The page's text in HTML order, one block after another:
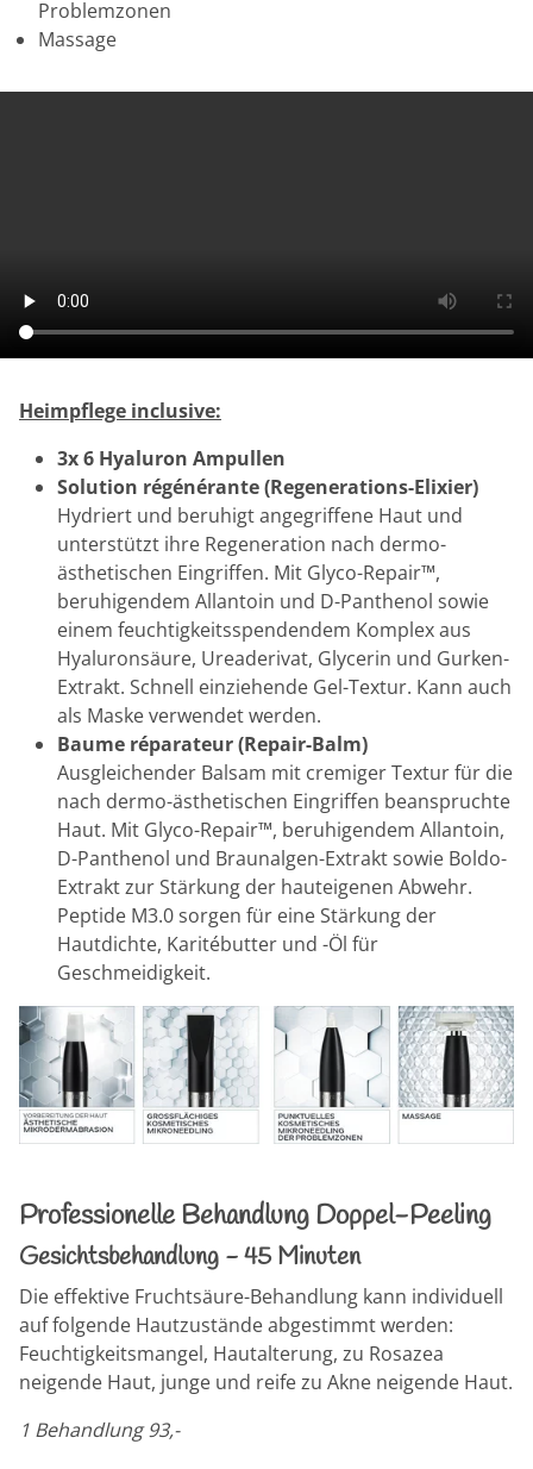
Problemzonen
Massage
Heimpflege inclusive:
3x 6 Hyaluron Ampullen
Solution régénérante (Regenerations-Elixier)
Hydriert und beruhigt angegriffene Haut und
unterstützt ihre Regeneration nach dermo-
ästhetischen Eingriffen. Mit Glyco-Repair™,
beruhigendem Allantoin und D-Panthenol sowie
einem feuchtigkeitsspendendem Komplex aus
Hyaluronsäure, Ureaderivat, Glycerin und Gurken-
Extrakt. Schnell einziehende Gel-Textur. Kann auch
als Maske verwendet werden.
Baume réparateur (Repair-Balm)
Ausgleichender Balsam mit cremiger Textur für die
nach dermo-ästhetischen Eingriffen beanspruchte
Haut. Mit Glyco-Repair™, beruhigendem Allantoin,
D-Panthenol und Braunalgen-Extrakt sowie Boldo-
Extrakt zur Stärkung der hauteigenen Abwehr.
Peptide M3.0 sorgen für eine Stärkung der
Hautdichte, Karitébutter und -Öl für
Geschmeidigkeit.
Professionelle Behandlung Doppel-Peeling
Gesichtsbehandlung - 45 Minuten
Die effektive Fruchtsäure-Behandlung kann individuell
auf folgende Hautzustände abgestimmt werden:
Feuchtigkeitsmangel, Hautalterung, zu Rosazea
neigende Haut, junge und reife zu Akne neigende Haut.
1 Behandlung 93,-